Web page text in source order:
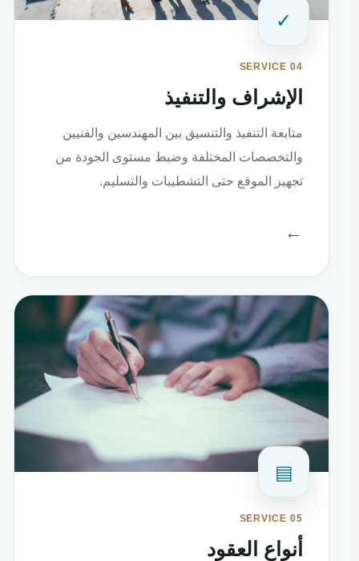
✓
SERVICE 04
الإشراف والتنفيذ
متابعة التنفيذ والتنسيق بين المهندسين والفنيين
والتخصصات المختلفة وضبط مستوى الجودة من
تجهيز الموقع حتى التشطيبات والتسليم.
←
▤
SERVICE 05
أنواع العقود